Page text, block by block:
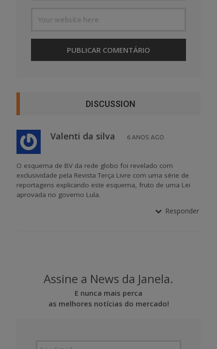
DISCUSSION
Valenti da silva 6 ANOS AGO
O esquema de BV da rede globo foi revelado com
exclusividade pela Revista Terça Livre com uma série de
reportagens explicando este esquema, fruto de uma Lei
aprovada no governo Lula.
Responder
Assine a News da Janela.
E nunca mais perca
as melhores notícias do mercado!